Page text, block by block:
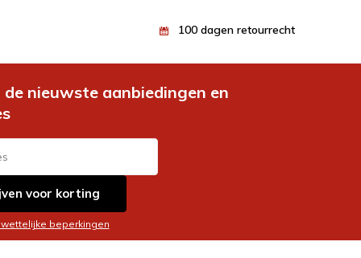
100 dagen retourrecht
nieuwste aanbiedingen en
voor korting
beperkingen